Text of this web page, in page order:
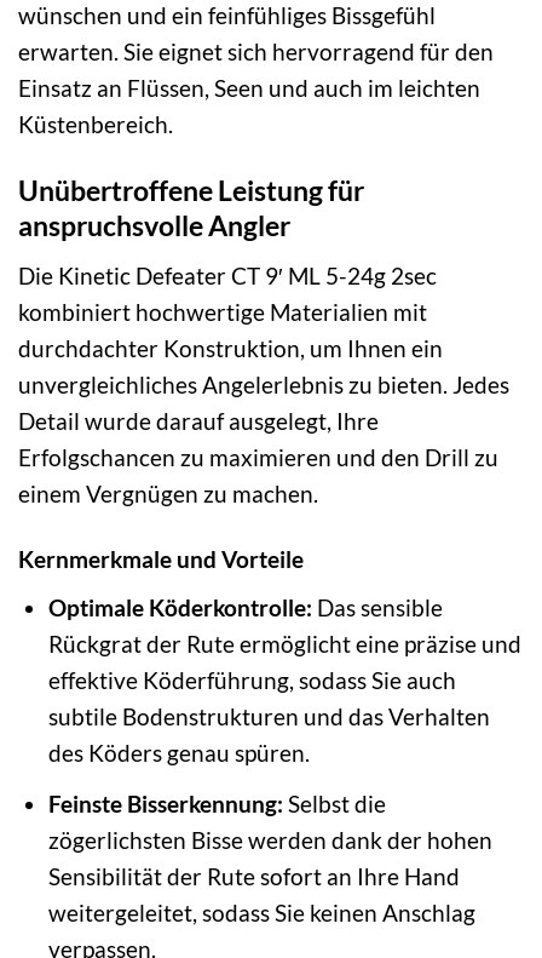
wünschen und ein feinfühliges Bissgefühl
erwarten. Sie eignet sich hervorragend für den
Einsatz an Flüssen, Seen und auch im leichten
Küstenbereich.
Unübertroffene Leistung für
anspruchsvolle Angler
Die Kinetic Defeater CT 9′ ML 5-24g 2sec
kombiniert hochwertige Materialien mit
durchdachter Konstruktion, um Ihnen ein
unvergleichliches Angelerlebnis zu bieten. Jedes
Detail wurde darauf ausgelegt, Ihre
Erfolgschancen zu maximieren und den Drill zu
einem Vergnügen zu machen.
Kernmerkmale und Vorteile
Optimale Köderkontrolle: Das sensible
Rückgrat der Rute ermöglicht eine präzise und
effektive Köderführung, sodass Sie auch
subtile Bodenstrukturen und das Verhalten
des Köders genau spüren.
Feinste Bisserkennung: Selbst die
zögerlichsten Bisse werden dank der hohen
Sensibilität der Rute sofort an Ihre Hand
weitergeleitet, sodass Sie keinen Anschlag
verpassen.